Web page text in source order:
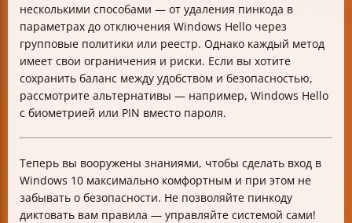
несколькими способами — от удаления пинкода в
параметрах до отключения Windows Hello через
групповые политики или реестр. Однако каждый метод
имеет свои ограничения и риски. Если вы хотите
сохранить баланс между удобством и безопасностью,
рассмотрите альтернативы — например, Windows Hello
с биометрией или PIN вместо пароля.
Теперь вы вооружены знаниями, чтобы сделать вход в
Windows 10 максимально комфортным и при этом не
забывать о безопасности. Не позволяйте пинкоду
диктовать вам правила — управляйте системой сами!